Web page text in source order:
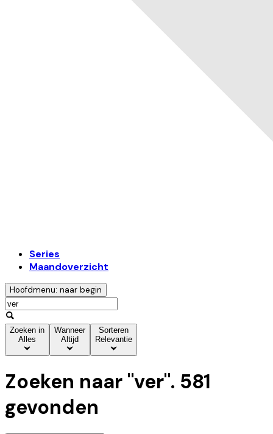
Series
Maandoverzicht
Hoofdmenu: naar begin
Zoeken in
Alles
Wanneer
Altijd
Sorteren
Relevantie
Zoeken naar "ver". 581
gevonden